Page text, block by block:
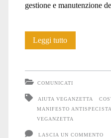
gestione e manutenzione
Leggi tuttoUn
Veganzetta
COMUNICATI
AIUTA VEGANZETTA
MANIFESTO ANTISPECISTA
VEGANZETTA
LASCIA UN COMMENTO